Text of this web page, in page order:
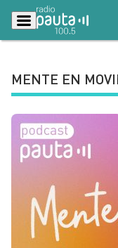
Lo Último
Ciudad
Radio en vivo
Tendencias
Entretención y
MENTE EN